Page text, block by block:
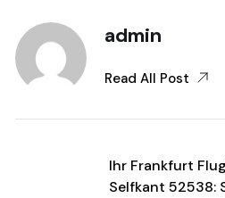
admin
Read All Post
Ihr Frankfurt
Selfkant 52538: